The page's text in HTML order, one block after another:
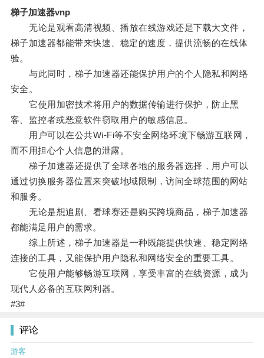
梯子加速器vnp
无论是观看高清视频、播放在线游戏还是下载大文件，
梯子加速器都能带来快速、稳定的速度，提供流畅的在线体
验。
与此同时，梯子加速器还能保护用户的个人隐私和网络
安全。
它使用加密技术将用户的数据传输进行保护，防止黑
客、监控者或恶意软件窃取用户的敏感信息。
用户可以在公共Wi-Fi等不安全网络环境下畅游互联网，
而不用担心个人信息的泄露。
梯子加速器还提供了全球各地的服务器选择，用户可以
通过切换服务器位置来突破地域限制，访问全球范围的网站
和服务。
无论是想追剧、看球赛还是购买跨境商品，梯子加速器
都能满足用户的需求。
综上所述，梯子加速器是一种既能提供快速、稳定网络
连接的工具，又能保护用户隐私和网络安全的重要工具。
它使用户能够畅游互联网，享受丰富的在线资源，成为
现代人必备的互联网利器。
#3#
评论
游客